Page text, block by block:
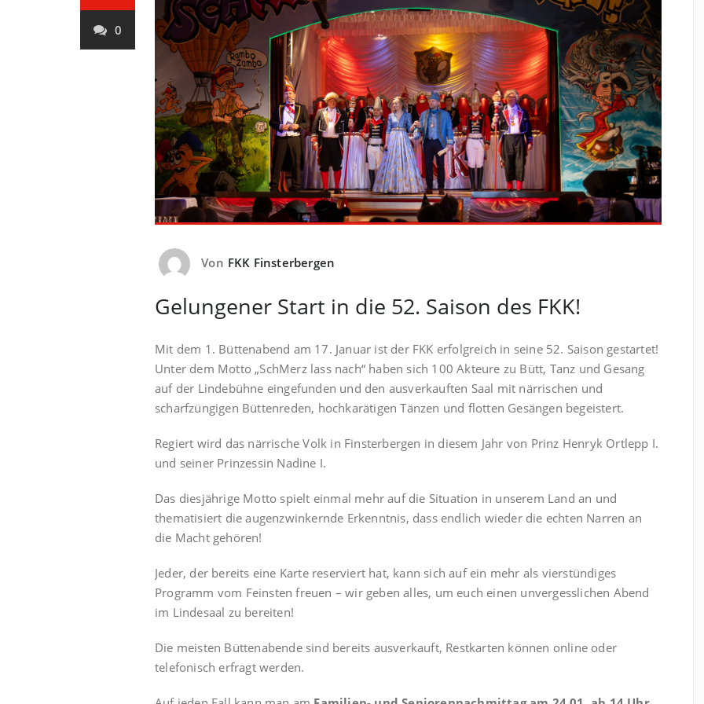
0
Von FKK Finsterbergen
Gelungener Start in die 52. Saison des FKK!
Mit dem 1. Büttenabend am 17. Januar ist der FKK erfolgreich in seine 52. Saison gestartet!
Unter dem Motto „SchMerz lass nach“ haben sich 100 Akteure zu Bütt, Tanz und Gesang
auf der Lindebühne eingefunden und den ausverkauften Saal mit närrischen und
scharfzüngigen Büttenreden, hochkarätigen Tänzen und flotten Gesängen begeistert.
Regiert wird das närrische Volk in Finsterbergen in diesem Jahr von Prinz Henryk Ortlepp I.
und seiner Prinzessin Nadine I.
Das diesjährige Motto spielt einmal mehr auf die Situation in unserem Land an und
thematisiert die augenzwinkernde Erkenntnis, dass endlich wieder die echten Narren an
die Macht gehören!
Jeder, der bereits eine Karte reserviert hat, kann sich auf ein mehr als vierstündiges
Programm vom Feinsten freuen – wir geben alles, um euch einen unvergesslichen Abend
im Lindesaal zu bereiten!
Die meisten Büttenabende sind bereits ausverkauft, Restkarten können online oder
telefonisch erfragt werden.